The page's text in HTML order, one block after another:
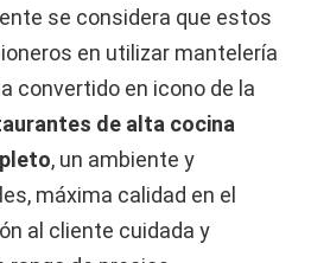
se considera que estos
en utilizar mantelería
convertido en icono de la
de alta cocina
, un ambiente y
máxima calidad en el
al cliente cuidada y